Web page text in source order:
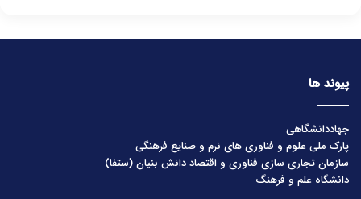
پیوند ها
جهاددانشگاهی
پارک ملی علوم و فناوری های نرم و صنایع فرهنگی
سازمان تجاری سازی فناوری و اقتصاد دانش بنیان (ستفا)
دانشگاه علم و فرهنگ